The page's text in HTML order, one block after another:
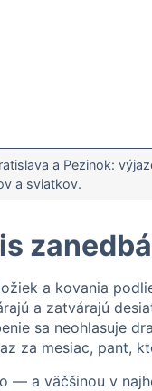
a Pezinok:
a sviatkov.
a kovania
a zatvárajú
sa neohlasuje
za mesiac, pant,
— a väčšinou v